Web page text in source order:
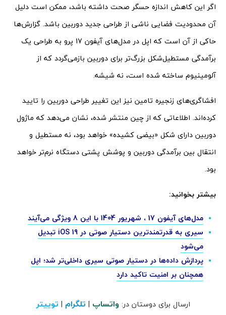
اگر این کاهش اندازه حسگر صحت داشته باشد، ممکن است دلیل
آن محدودیت فضایی ناشی از طراحی جدید دوربین باشد. گزارش‌ها
حاکی از آن است که اپل در مدل‌های آیفون 17 پرو به طراحی یک
برآمدگی مستطیل‌شکل بزرگ‌تر برای دوربین بازمی‌گردد که از
آلومینیوم ساخته شده است، نه شیشه.
افشاگری‌های زنجیره تامین نیز این تغییر طراحی دوربین را تایید
کرده‌اند. اطلاعاتی که از چین منتشر شده، نشان می‌دهد که ماژول
دوربین دارای شکل «بیضی کشیده» خواهد بود، نه مستطیل و
انتقال بین برآمدگی دوربین و پوشش پشتی دستگاه نرم‌تر خواهد
بود.
بیشتر بخوانید:
مدل‌های آیفون 17 ، شهریور 1404 با این 8 ویژگی‌ می‌آیند
سیری به قدرتمندترین دستیار صوتی در iOS 19 تبدیل
می‌شود
پردازش داده‌ها در دستیار صوتی سیری داخلی‌تر شد؛ اپل
همچنان بر امنیت تاکید دارد
ارسال برای دوستان در: واتساپ | تلگرام | توییتر